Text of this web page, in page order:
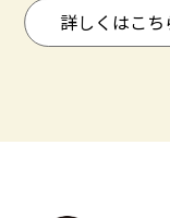
詳しくはこち